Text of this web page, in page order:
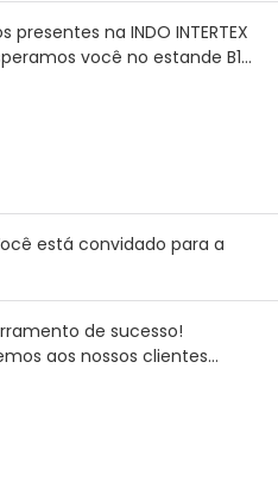
presentes na INDO INTERTEX
você no estande B1-
está convidado para a
de sucesso!
aos nossos clientes